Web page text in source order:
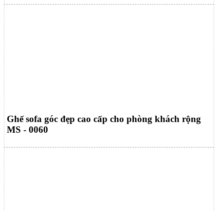
Ghế sofa góc đẹp cao cấp cho phòng khách rộng
MS - 0060